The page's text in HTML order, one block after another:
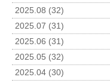
2025.08 (32)
2025.07 (31)
2025.06 (31)
2025.05 (32)
2025.04 (30)